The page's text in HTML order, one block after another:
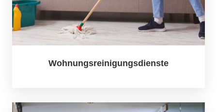
Wohnungsreinigungsdienste